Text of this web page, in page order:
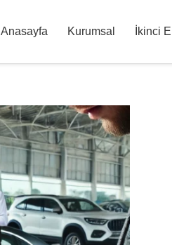
Anasayfa Kurumsal İkinci El